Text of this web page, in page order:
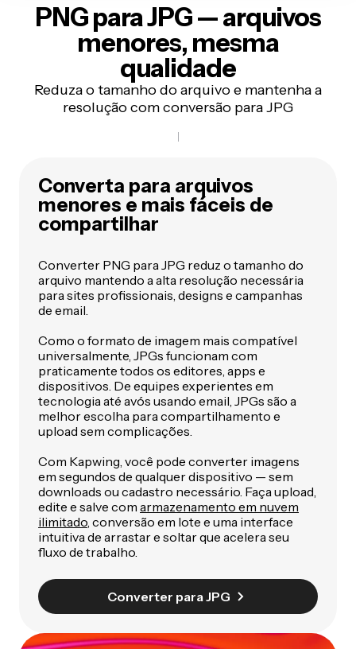
PNG para JPG— arquivos
menores, mesma
qualidade
Reduza o tamanho do arquivo e mantenha a
resolução com conversão para JPG
Converta para arquivos
menores e mais fáceis de
compartilhar
Converter PNG para JPG reduz o tamanho do
arquivo mantendo a alta resolução necessária
para sites profissionais, designs e campanhas
de email.
Como o formato de imagem mais compatível
universalmente, JPGs funcionam com
praticamente todos os editores, apps e
dispositivos. De equipes experientes em
tecnologia até avós usando email, JPGs são a
melhor escolha para compartilhamento e
upload sem complicações.
Com Kapwing, você pode converter imagens
em segundos de qualquer dispositivo — sem
downloads ou cadastro necessário. Faça upload,
edite e salve com armazenamento em nuvem
ilimitado , conversão em lote e uma interface
intuitiva de arrastar e soltar que acelera seu
fluxo de trabalho.
Converter para JPG